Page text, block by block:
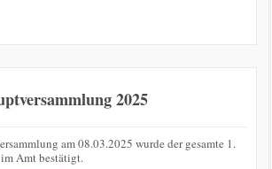
2025
am 08.03.2025 wurde der gesamte 1.
Amt bestätigt.